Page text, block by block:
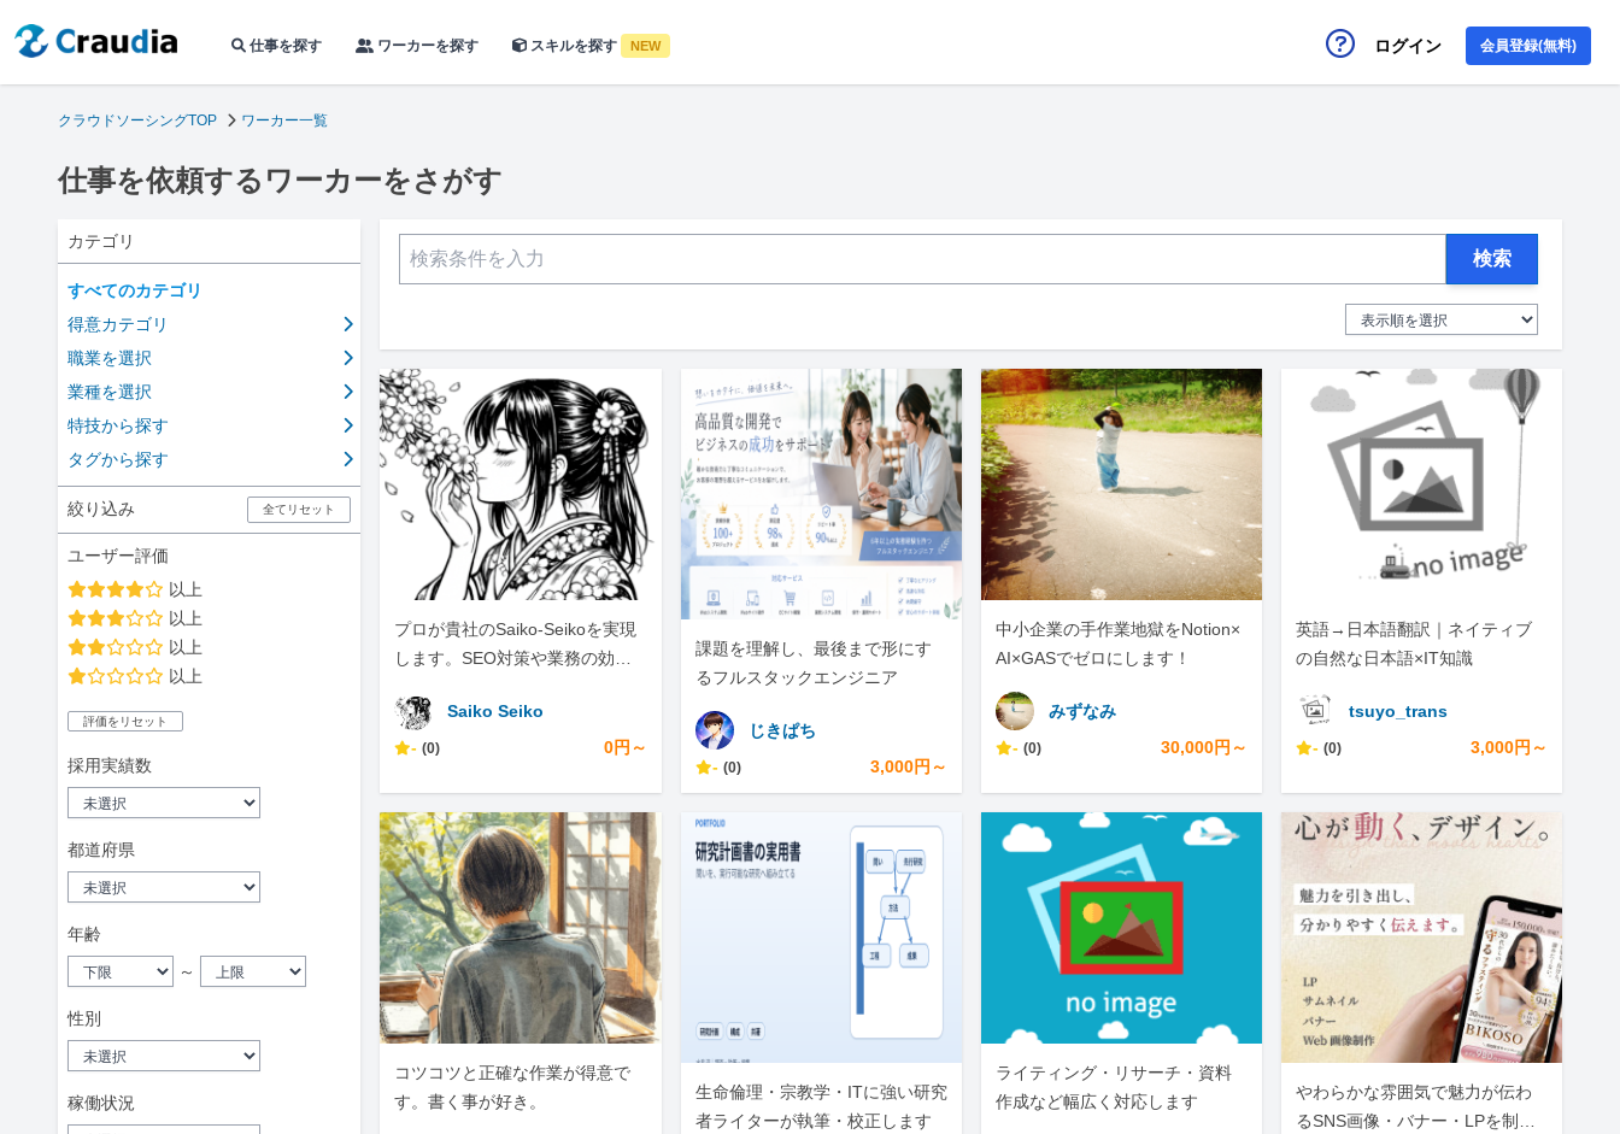
仕事を探す ワーカーを探す スキルを探す NEW ログイン 会員登録(無料)
クラウドソーシングTOP ワーカー一覧
仕事を依頼するワーカーをさがす
カテゴリ
すべてのカテゴリ
得意カテゴリ
職業を選択
業種を選択
特技から探す
タグから探す
絞り込み 全てリセット
ユーザー評価
以上
以上
以上
以上
評価をリセット
採用実績数
都道府県
年齢
～
性別
稼働状況
検索
プロが貴社のSaiko-Seikoを実現
します。SEO対策や業務の効率
い。
Saiko Seiko
- (0) 0円～
課題を理解し、最後まで形にす
るフルスタックエンジニア
じきぱち
- (0) 3,000円～
中小企業の手作業地獄をNotion×
AI×GASでゼロにします！
みずなみ
- (0) 30,000円～
英語→日本語翻訳｜ネイティブ
の自然な日本語×IT知識
tsuyo_trans
- (0) 3,000円～
コツコツと正確な作業が得意で
す。書く事が好き。
生命倫理・宗教学・ITに強い研究
者ライターが執筆・校正します
ライティング・リサーチ・資料
作成など幅広く対応します
やわらかな雰囲気で魅力が伝わ
るSNS画像・バナー・LPを制作